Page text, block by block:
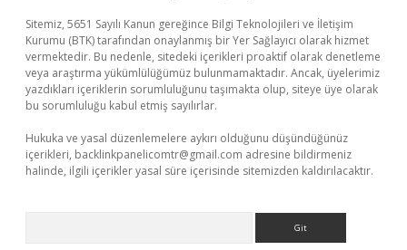
Sitemiz, 5651 Sayılı Kanun gereğince Bilgi Teknolojileri ve İletişim
Kurumu (BTK) tarafından onaylanmış bir Yer Sağlayıcı olarak hizmet
vermektedir. Bu nedenle, sitedeki içerikleri proaktif olarak denetleme
veya araştırma yükümlülüğümüz bulunmamaktadır. Ancak, üyelerimiz
yazdıkları içeriklerin sorumluluğunu taşımakta olup, siteye üye olarak
bu sorumluluğu kabul etmiş sayılırlar.
Hukuka ve yasal düzenlemelere aykırı olduğunu düşündüğünüz
içerikleri, backlinkpanelicomtr@gmail.com adresine bildirmeniz
halinde, ilgili içerikler yasal süre içerisinde sitemizden kaldırılacaktır.